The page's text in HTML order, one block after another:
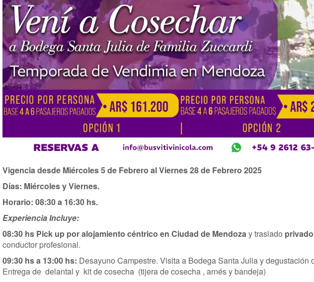
Vigencia desde Miércoles 5 de Febrero al Viernes 28 de Febrero 2025
Días: Miércoles y Viernes.
Horario: 08:30 a 16:30 hs.
Experiencia Incluye:
08:30 hs Pick up por alojamiento céntrico en Ciudad de Mendozay traslado privado
conductor profesional.
09:30 hs a 13:00 hs: Desayuno Campestre. Visita a Bodega Santa Julia y degustación
Entrega de delantal y kit de cosecha (tijera de cosecha , arnés y bandeja)